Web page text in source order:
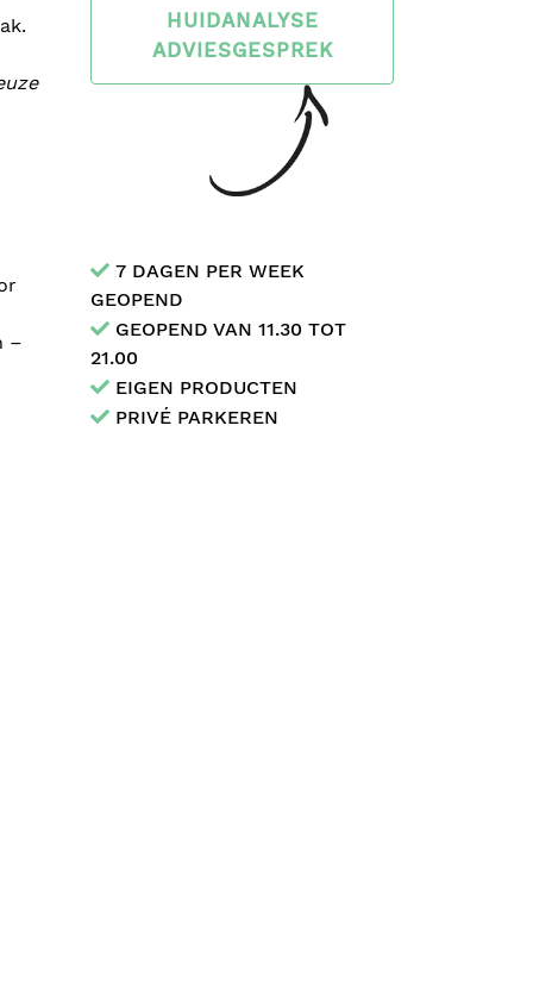
–
HUIDANALYSE
ADVIESGESPREK
7 DAGEN PER WEEK
GEOPEND
GEOPEND VAN 11.30 TOT
21.00
EIGEN PRODUCTEN
PRIVÉ PARKEREN